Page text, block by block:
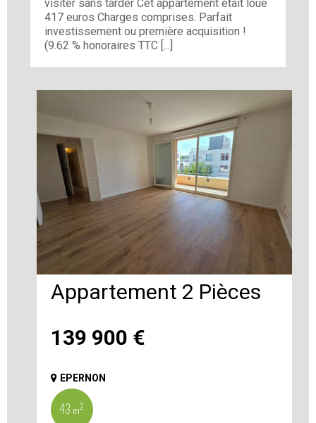
visiter sans tarder Cet appartement était loué
417 euros Charges comprises. Parfait
investissement ou première acquisition !
(9.62 % honoraires TTC [...]
139 900 €
Appartement 2 Pièces
EPERNON
43 m²